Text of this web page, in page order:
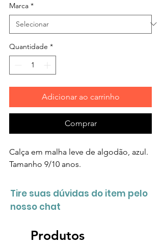
Marca *
Quantidade *
Adicionar ao carrinho
Comprar
Calça em malha leve de algodão, azul.
Tamanho 9/10 anos.
Tire suas dúvidas do item pelo
nosso chat
Produtos